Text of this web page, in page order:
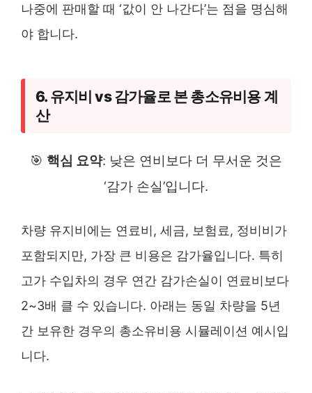
나중에 판매할 때 ‘값이 안 나간다’는 점을 명심해
야 합니다.
6. 유지비 vs 감가율로 본 총소유비용 계
산
🎯 핵심 요약: 낮은 연비보다 더 무서운 것은
‘감가 손실’입니다.
차량 유지비에는 연료비, 세금, 보험료, 정비비가
포함되지만, 가장 큰 비용은 감가율입니다. 특히
고가 수입차의 경우 연간 감가손실이 연료비보다
2~3배 클 수 있습니다. 아래는 동일 차량을 5년
간 보유한 경우의 총소유비용 시뮬레이션 예시입
니다.